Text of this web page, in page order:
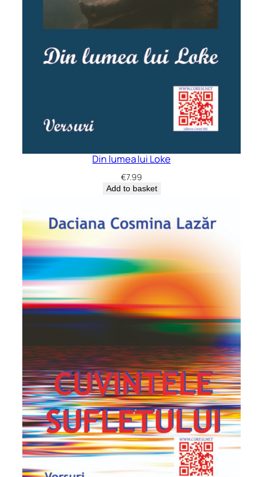
Din lumea lui Loke
€7.99
Add to basket